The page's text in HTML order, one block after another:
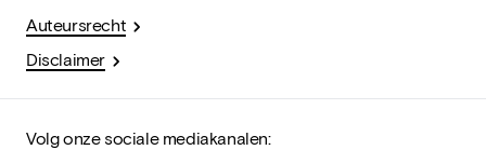
Auteursrecht
Disclaimer
Volg onze sociale mediakanalen: